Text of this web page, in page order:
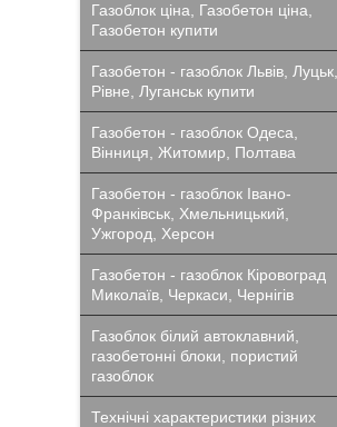
Газоблок ціна, Газобетон ціна,
Газобетон купити
Газобетон - газоблок Львів, Луцьк,
Рівне, Луганськ купити
Газобетон - газоблок Одеса,
Вінниця, Житомир, Полтава
Газобетон - газоблок Івано-
Франківськ, Хмельницький,
Ужгород, Херсон
Газобетон - газоблок Кіровоград
Миколаїв, Черкаси, Чернігів
Газоблок білий автоклавний,
газобетонні блоки, пористий
газоблок
Технічні характеристики різних